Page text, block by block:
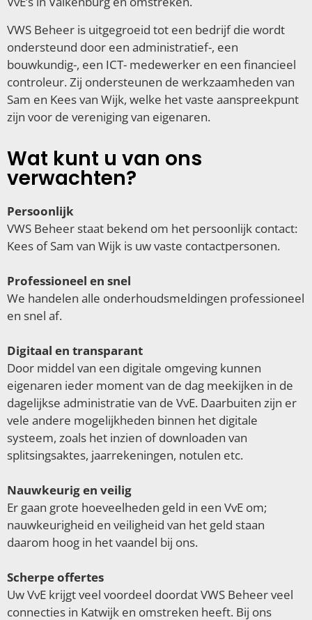
VWS Beheer is uitgegroeid tot een bedrijf die wordt
ondersteund door een administratief-, een
bouwkundig-, een ICT- medewerker en een financieel
controleur. Zij ondersteunen de werkzaamheden van
Sam en Kees van Wijk, welke het vaste aanspreekpunt
zijn voor de vereniging van eigenaren.
Wat kunt u van ons
verwachten?
Persoonlijk
VWS Beheer staat bekend om het persoonlijk contact:
Kees of Sam van Wijk is uw vaste contactpersonen.
Professioneel en snel
We handelen alle onderhoudsmeldingen professioneel
en snel af.
Digitaal en transparant
Door middel van een digitale omgeving kunnen
eigenaren ieder moment van de dag meekijken in de
dagelijkse administratie van de VvE. Daarbuiten zijn er
vele andere mogelijkheden binnen het digitale
systeem, zoals het inzien of downloaden van
splitsingsaktes, jaarrekeningen, notulen etc.
Nauwkeurig en veilig
Er gaan grote hoeveelheden geld in een VvE om;
nauwkeurigheid en veiligheid van het geld staan
daarom hoog in het vaandel bij ons.
Scherpe offertes
Uw VvE krijgt veel voordeel doordat VWS Beheer veel
connecties in Katwijk en omstreken heeft. Bij ons